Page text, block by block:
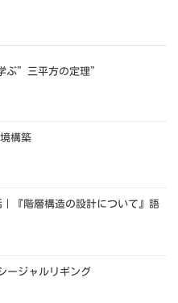
ぶ”三平方の定理”
構築
『階層構造の設計について』語
ジャルリギング